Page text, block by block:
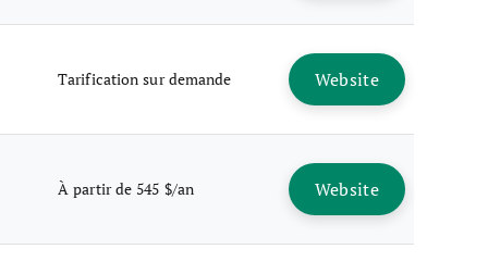
Tarification sur demande Website
À partir de 545 $/an Website